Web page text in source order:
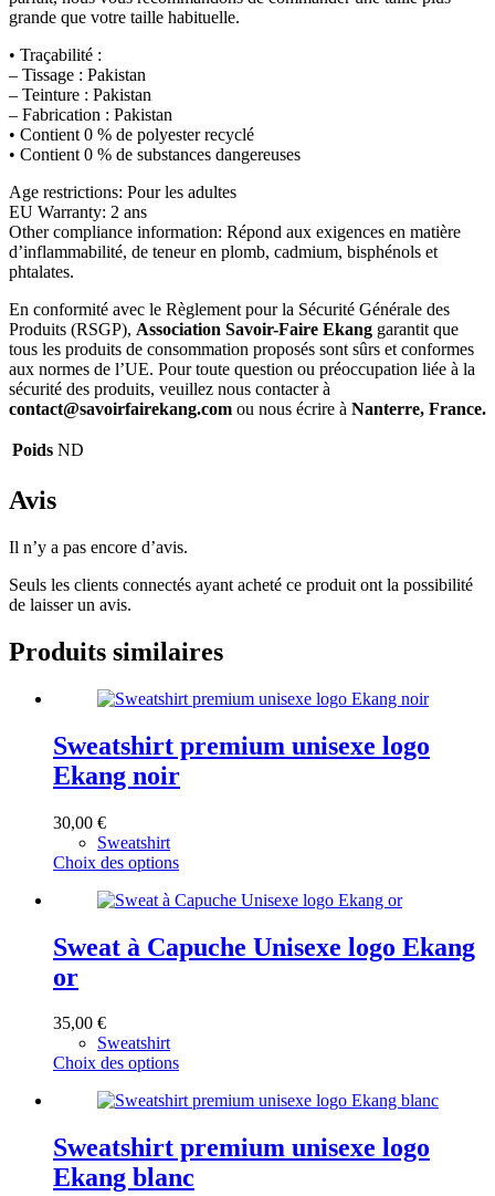
grande que votre taille habituelle.
• Traçabilité :
– Tissage : Pakistan
– Teinture : Pakistan
– Fabrication : Pakistan
• Contient 0 % de polyester recyclé
• Contient 0 % de substances dangereuses
Age restrictions: Pour les adultes
EU Warranty: 2 ans
Other compliance information: Répond aux exigences en matière
d’inflammabilité, de teneur en plomb, cadmium, bisphénols et
phtalates.
En conformité avec le Règlement pour la Sécurité Générale des
Produits (RSGP), Association Savoir-Faire Ekang garantit que
tous les produits de consommation proposés sont sûrs et conformes
aux normes de l’UE. Pour toute question ou préoccupation liée à la
sécurité des produits, veuillez nous contacter à
contact@savoirfairekang.com ou nous écrire à Nanterre, France.
Poids ND
Avis
Il n’y a pas encore d’avis.
Seuls les clients connectés ayant acheté ce produit ont la possibilité
de laisser un avis.
Produits similaires
Sweatshirt premium unisexe logo
Ekang noir
30,00 €
Sweatshirt
Choix des optionsCe
a
variations.
Les
sur
page
produit
Sweat à Capuche Unisexe logo Ekang
or
35,00 €
Sweatshirt
Choix des optionsCe
a
variations.
Les
options
Sweatshirt premium unisexe logo
Ekang blanc